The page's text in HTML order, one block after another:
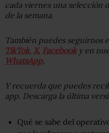
cada viernes una selección
de la semana.
También puedes seguirnos
TikTok, X, Facebooky en
WhatsApp.
Y recuerda que puedes
app. Descarga la última
Qué se sabe del